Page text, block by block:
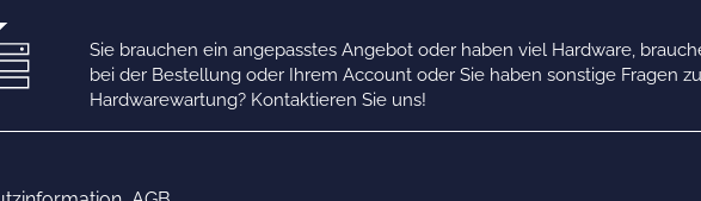
Sie brauchen ein angepasstes Angebot oder haben viel Hardware,
bei der Bestellung oder Ihrem Account oder Sie haben sonstige Fragen zu
Hardwarewartung? Kontaktieren Sie uns!